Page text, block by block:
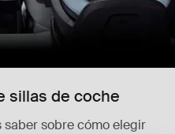
sillas de coche
sobre cómo elegir